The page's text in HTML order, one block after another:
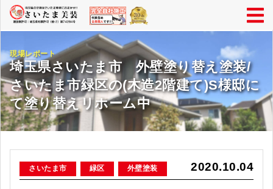
現場レポート
埼玉県さいたま市 外壁塗り替え塗装/
さいたま市緑区の(木造2階建て)S様邸に
て塗り替えリホーム中
2020.10.04
さいたま市 緑区 外壁塗装